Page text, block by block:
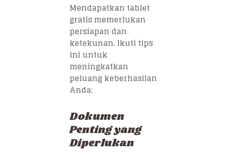
Mendapatkan tablet
gratis memerlukan
persiapan dan
ketekunan. Ikuti tips
ini untuk
meningkatkan
peluang keberhasilan
Anda:
Dokumen
Penting yang
Diperlukan